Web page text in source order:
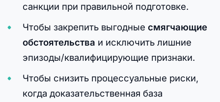
санкции при правильной подготовке.
Чтобы закрепить выгодные смягчающие
обстоятельства и исключить лишние
эпизоды/квалифицирующие признаки.
Чтобы снизить процессуальные риски,
когда доказательственная база